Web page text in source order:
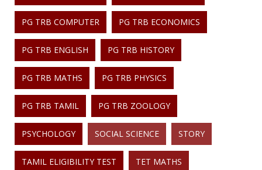
PG TRB COMPUTER PG TRB ECONOMICS
PG TRB ENGLISH PG TRB HISTORY
PG TRB MATHS PG TRB PHYSICS
PG TRB TAMIL PG TRB ZOOLOGY
PSYCHOLOGY SOCIAL SCIENCE STORY
TAMIL ELIGIBILITY TEST TET MATHS